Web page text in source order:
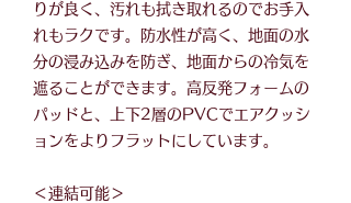
りが良く、汚れも拭き取れるのでお手入
れもラクです。防水性が高く、地面の水
分の浸み込みを防ぎ、地面からの冷気を
遮ることができます。高反発フォームの
パッドと、上下2層のPVCでエアクッシ
ョンをよりフラットにしています。
＜連結可能＞